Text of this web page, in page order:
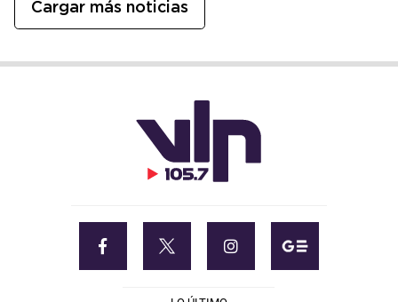
Cargar más noticias